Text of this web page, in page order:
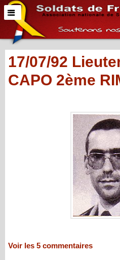
17/07/92
CAPO 2ème
Voir les 5 commentaires